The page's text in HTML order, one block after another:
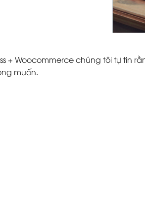
+ Woocommerce chúng tôi tự tin
muốn.